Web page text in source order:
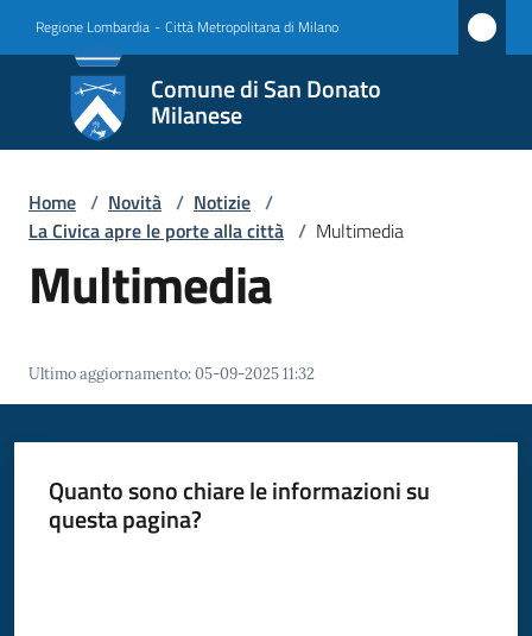
Regione Lombardia - Città Metropolitana di Milano
Comune di San Donato
Milanese
Comune
di San
Donato
Milanese
Amministrazione
Menu selezionato
Vivere
San
Donato
Home / Novità / Notizie /
La Civica apre le porte alla città / Multimedia
Multimedia
Ultimo aggiornamento:05-09-2025 11:32
Quanto sono chiare le informazioni su
questa pagina?